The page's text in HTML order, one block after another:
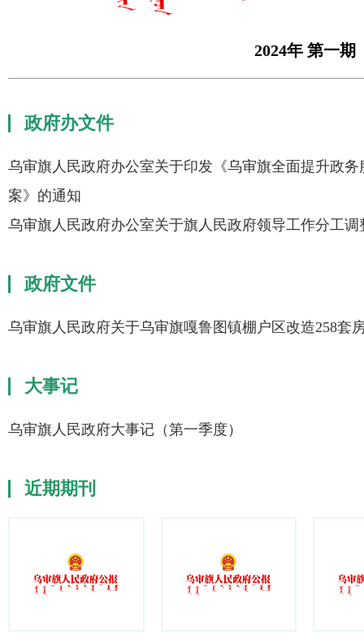
2024年 第一期
政府办文件
乌审旗人民政府办公室关于印发《乌审旗全面提升政
案》的通知
乌审旗人民政府办公室关于旗人民政府领导工作分工调
政府文件
乌审旗人民政府关于乌审旗嘎鲁图镇棚户区改造258套
大事记
乌审旗人民政府大事记（第一季度）
近期期刊